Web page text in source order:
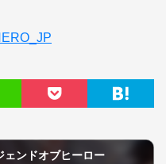
ェンドオブヒーロー